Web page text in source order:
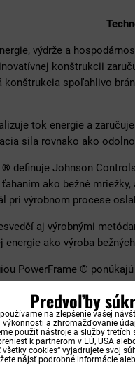
výdrže a
konštrukcii
konštrukcia spoľahlivo
tok energie a
sila rovnako ako
® definuje Johnson
ako bežné
pri výrobnom procese
aj výrobnými
energie ako výroba
PowerFrame ®
Predvoľby
na zlepšenie vašej
výkonnosti a zhromažďovanie
použiť nástroje a služby tretích
k partnerom v EÚ, USA
všetky cookies“ vyjadrujete svoj
nájsť podrobné informácie